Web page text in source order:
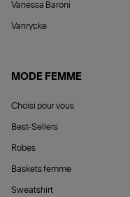
Vanessa Baroni
Vanrycke
MODE FEMME
Choisi pour vous
Best-Sellers
Robes
Baskets femme
Sweatshirt